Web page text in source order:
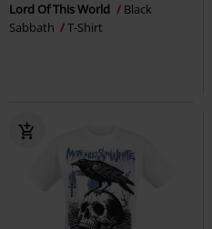
Lord Of This World
Black
Sabbath
T-Shirt